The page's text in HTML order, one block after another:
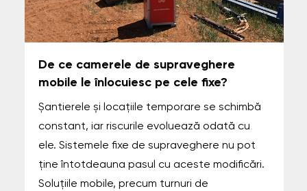
De ce camerele de supraveghere
mobile le înlocuiesc pe cele fixe?
Șantierele și locațiile temporare se schimbă
constant, iar riscurile evoluează odată cu
ele. Sistemele fixe de supraveghere nu pot
ține întotdeauna pasul cu aceste modificări.
Soluțiile mobile, precum turnuri de